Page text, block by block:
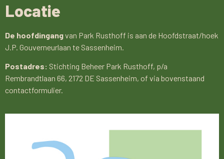
Locatie
De hoofdingangvan Park Rusthoff is aan de Hoofdstraat/hoek
J.P. Gouverneurlaan te Sassenheim.
Postadres: Stichting Beheer Park Rusthoff, p/a
Rembrandtlaan 66, 2172 DE Sassenheim, of via bovenstaand
contactformulier.